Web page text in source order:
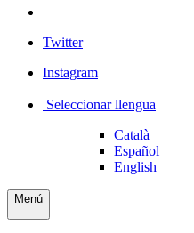
Twitter
Instagram
Seleccionar llengua
Català
Español
English
Menú